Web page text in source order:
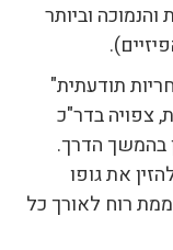
וביותר
תודעתית"
צפויה בדר"כ
בהמשך הדרך.
את גופו
רוח לאורך כל